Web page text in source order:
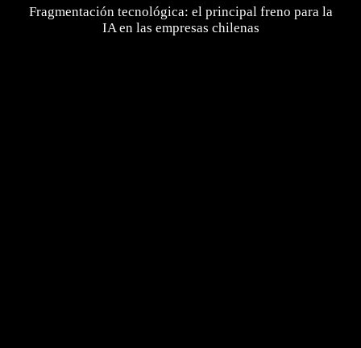
Fragmentación tecnológica: el principal freno para la
IA en las empresas chilenas